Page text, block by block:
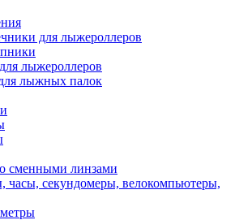
для лыжероллеров
лыжероллеров
лыжных палок
сменными линзами
часы, секундомеры, велокомпьютеры,